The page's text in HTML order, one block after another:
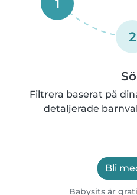
1
2
Filtrera baserat på
detaljerade
Bli
Babysits är